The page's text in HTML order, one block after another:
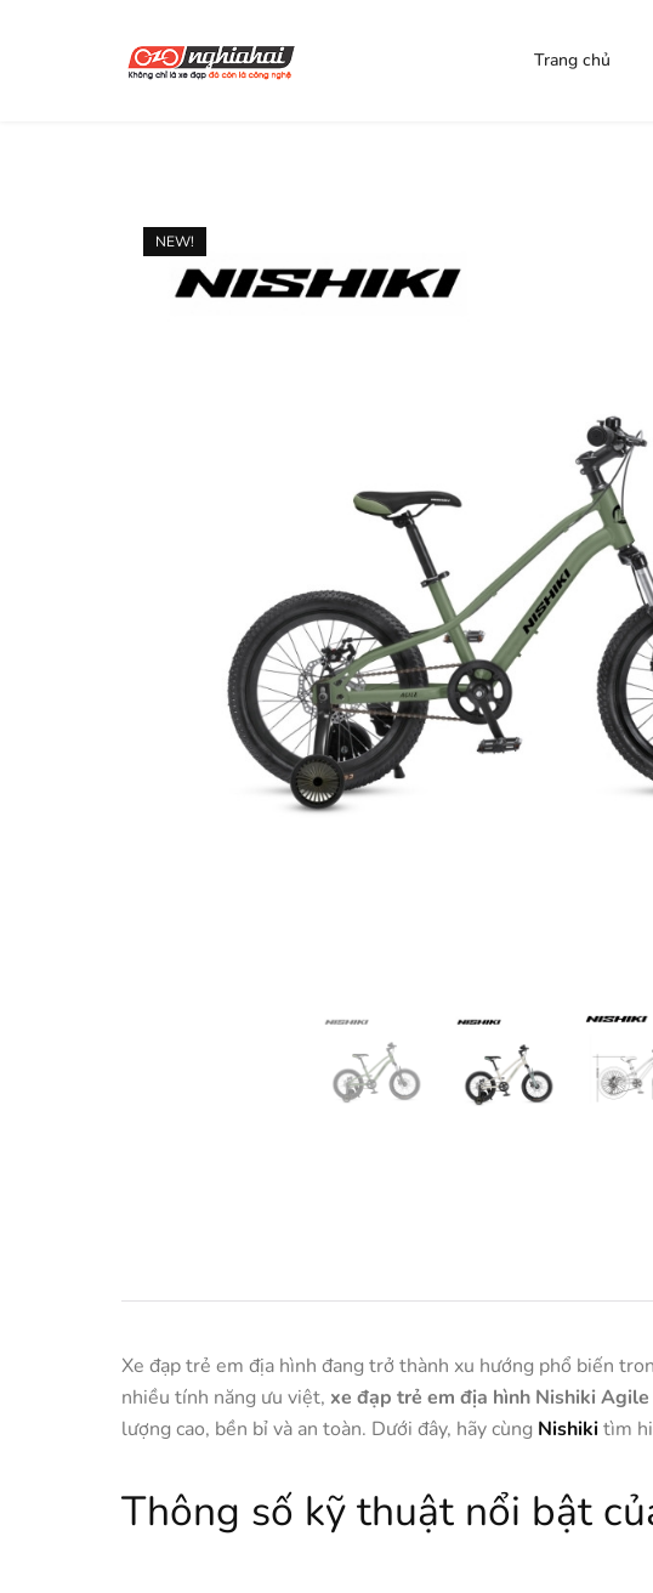
Trang chủ
NEW!
Xe đạp trẻ em địa hình đang trở thành xu hướng phổ biến
nhiều tính năng ưu việt, xe đạp trẻ em địa hình Nishiki
lượng cao, bền bỉ và an toàn. Dưới đây, hãy cùng Nishikitìm
Thông số kỹ thuật nổi bật